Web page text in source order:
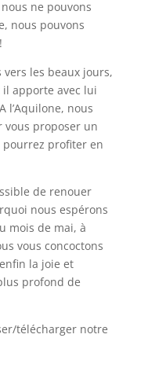
ne pouvons
nous pouvons
les beaux jours,
apporte avec lui
l’Aquilone, nous
vous proposer un
profiter en
de renouer
nous espérons
mois de mai, à
vous concoctons
la joie et
profond de
télécharger notre